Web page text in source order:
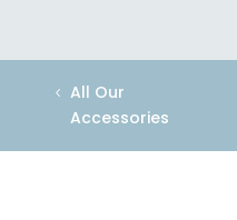
All Our
Accessories